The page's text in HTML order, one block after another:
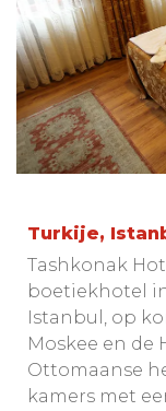
Turkije,
Tashkonak
boetiekhotel
Istanbul, op
Moskee en de
Ottomaanse
kamers met